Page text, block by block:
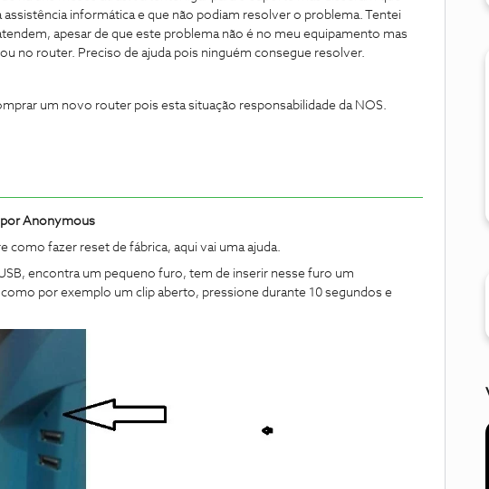
informática e que não podiam resolver o problema. Tentei
apesar de que este problema não é no meu equipamento mas
no router. Preciso de ajuda pois ninguém consegue resolver.
um novo router pois esta situação responsabilidade da NOS.
Anonymous
como fazer reset de fábrica, aqui vai uma ajuda.
encontra um pequeno furo, tem de inserir nesse furo um
por exemplo um clip aberto, pressione durante 10 segundos e